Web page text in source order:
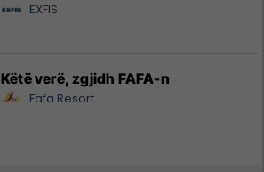
EXFIS
Këtë verë, zgjidh FAFA-n
Fafa Resort